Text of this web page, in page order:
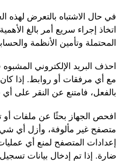
في حال الاشتباه بالتعرض لهذه
اتخاذ إجراء سريع أمر بالغ
المحتملة وتأمين الأنظمة
احذف البريد الإلكتروني
بالفعل، فامتنع عن النقر على
افحص الجهاز بحثًا عن ملفات أو
متصفح غير مألوفة، وأزل أي
إعدادات المتصفح لمنع أي
ضارة. إذا تم إدخال بيانات